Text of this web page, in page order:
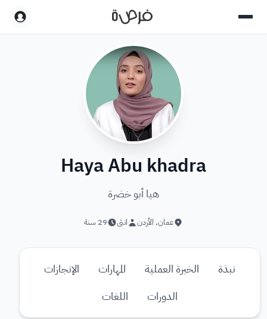
Haya Abu khadra
هيا أبو خضرة
عمان, الأردن انثى 29 سنة
نبذة الخبرة العملية المهارات
الإنجازات
الدورات
اللغات